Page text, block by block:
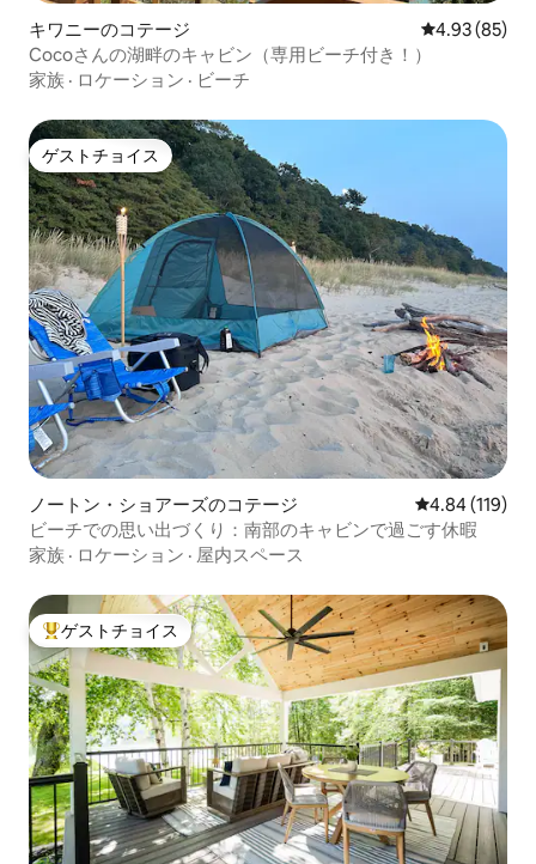
キワニーのコテージ レビュー85
4.93 (85)
Cocoさんの湖畔のキャビン（専用ビーチ付き！）
家族 · ロケーション · ビーチ
ゲストチョイス
ゲストチョイス
ノートン・ショアーズのコテージ レビュー119
4.84 (119)
ビーチでの思い出づくり：南部のキャビンで過ごす休暇
家族 · ロケーション · 屋内スペース
大好評のゲストチョイスです。
ゲストチョイス